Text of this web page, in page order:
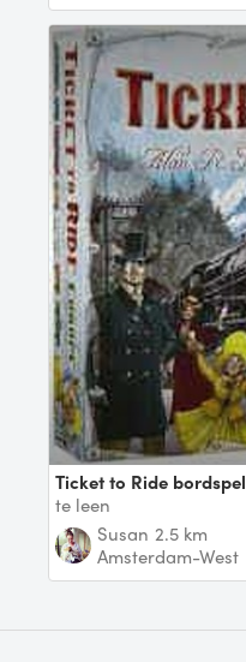
Ticket to Ride bordspel
te leen
Susan 2.5 km
Amsterdam-West